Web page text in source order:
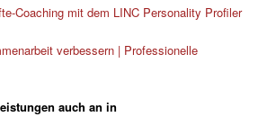
Coaching mit dem LINC Personality Profiler
verbessern | Professionelle
auch an in